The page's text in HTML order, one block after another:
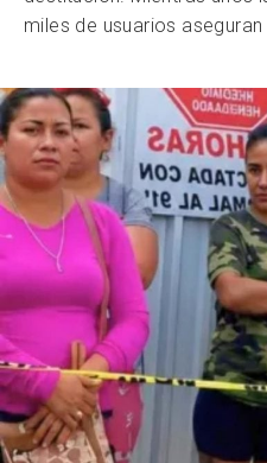
miles de usuarios aseguran